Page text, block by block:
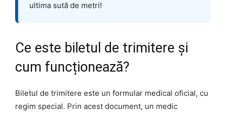
ultima sută de metri!
Ce este biletul de trimitere și
cum funcționează?
Biletul de trimitere este un formular medical oficial, cu
regim special. Prin acest document, un medic